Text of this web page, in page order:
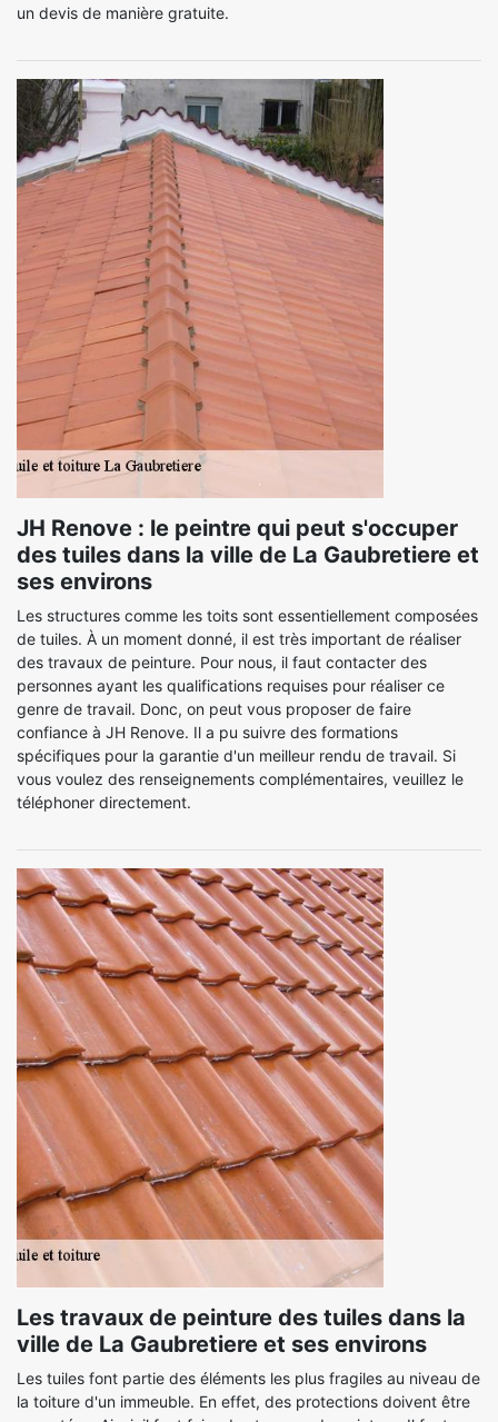
un devis de manière gratuite.
JH Renove : le peintre qui peut s'occuper
des tuiles dans la ville de La Gaubretiere et
ses environs
Les structures comme les toits sont essentiellement composées
de tuiles. À un moment donné, il est très important de réaliser
des travaux de peinture. Pour nous, il faut contacter des
personnes ayant les qualifications requises pour réaliser ce
genre de travail. Donc, on peut vous proposer de faire
confiance à JH Renove. Il a pu suivre des formations
spécifiques pour la garantie d'un meilleur rendu de travail. Si
vous voulez des renseignements complémentaires, veuillez le
téléphoner directement.
Les travaux de peinture des tuiles dans la
ville de La Gaubretiere et ses environs
Les tuiles font partie des éléments les plus fragiles au niveau de
la toiture d'un immeuble. En effet, des protections doivent être